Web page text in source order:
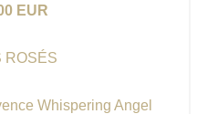
EUR
ROSÉS
Whispering Angel